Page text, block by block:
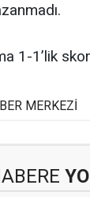
1-1’lik
MERKEZİ